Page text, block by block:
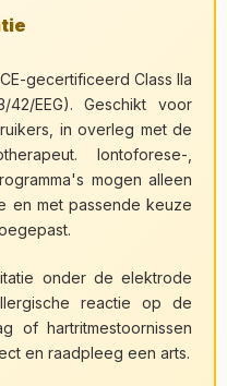
gecertificeerd Class IIa
42/EEG). Geschikt voor
in overleg met de
Iontoforese-,
mogen alleen
en met passende keuze
onder de elektrode
reactie op de
of hartritmestoornissen
en raadpleeg een arts.